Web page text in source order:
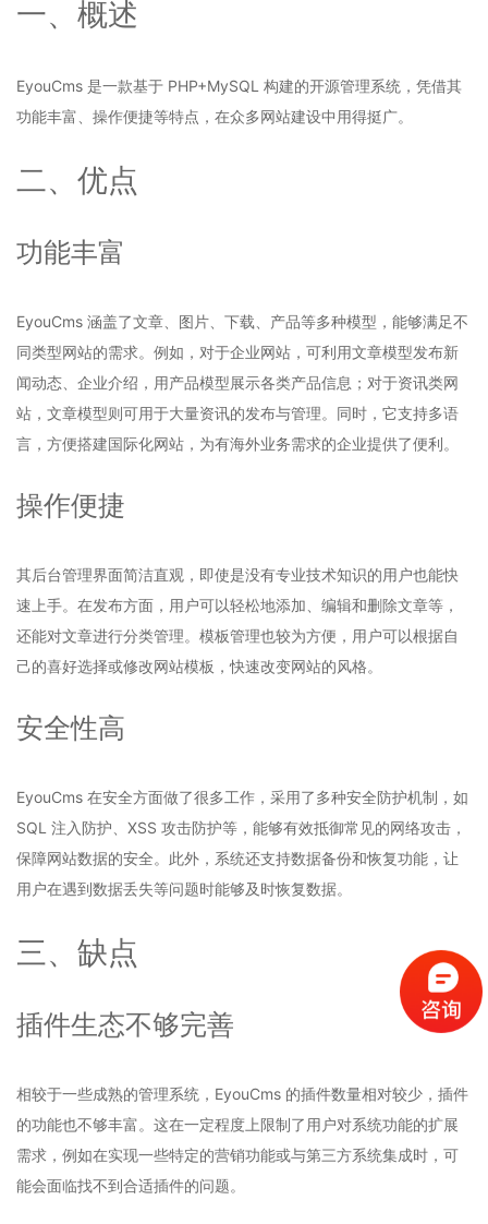
一、概述
EyouCms 是一款基于 PHP+MySQL 构建的开源管理系统，凭借其
功能丰富、操作便捷等特点，在众多网站建设中用得挺广。
二、优点
功能丰富
EyouCms 涵盖了文章、图片、下载、产品等多种模型，能够满足不
同类型网站的需求。例如，对于企业网站，可利用文章模型发布新
闻动态、企业介绍，用产品模型展示各类产品信息；对于资讯类网
站，文章模型则可用于大量资讯的发布与管理。同时，它支持多语
言，方便搭建国际化网站，为有海外业务需求的企业提供了便利。
操作便捷
其后台管理界面简洁直观，即使是没有专业技术知识的用户也能快
速上手。在发布方面，用户可以轻松地添加、编辑和删除文章等，
还能对文章进行分类管理。模板管理也较为方便，用户可以根据自
己的喜好选择或修改网站模板，快速改变网站的风格。
安全性高
EyouCms 在安全方面做了很多工作，采用了多种安全防护机制，如
SQL 注入防护、XSS 攻击防护等，能够有效抵御常见的网络攻击，
保障网站数据的安全。此外，系统还支持数据备份和恢复功能，让
用户在遇到数据丢失等问题时能够及时恢复数据。
三、缺点
插件生态不够完善
相较于一些成熟的管理系统，EyouCms 的插件数量相对较少，插件
的功能也不够丰富。这在一定程度上限制了用户对系统功能的扩展
需求，例如在实现一些特定的营销功能或与第三方系统集成时，可
能会面临找不到合适插件的问题。